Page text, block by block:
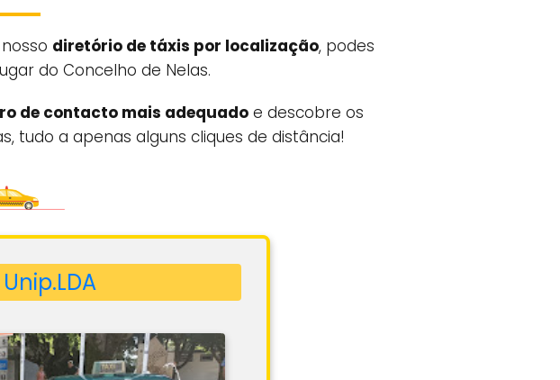
diretório de táxis por localização, podes
do Concelho de Nelas.
de contacto mais adequado e descobre os
tudo a apenas alguns cliques de distância!